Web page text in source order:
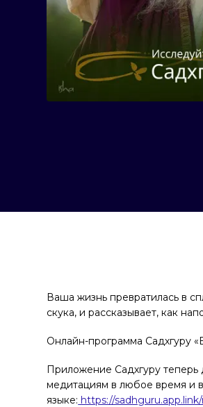
Ваша жизнь превратилась в
скука, и рассказывает, как
Онлайн-программа Садхгуру
Приложение Садхгуру теперь
медитациям в любое время и
языке: https://